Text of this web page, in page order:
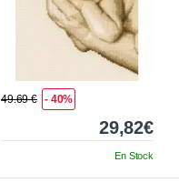
49.69 € - 40%
29,82€
En Stock